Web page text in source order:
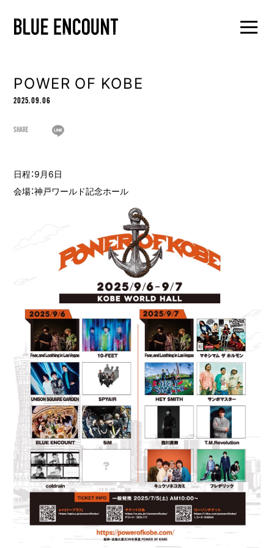
POWER OF KOBE
2025.09.06
SHARE
日程：9月6日
会場：神戸ワールド記念ホール